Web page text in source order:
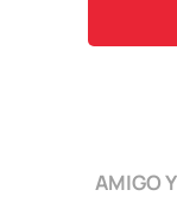
AMIGO